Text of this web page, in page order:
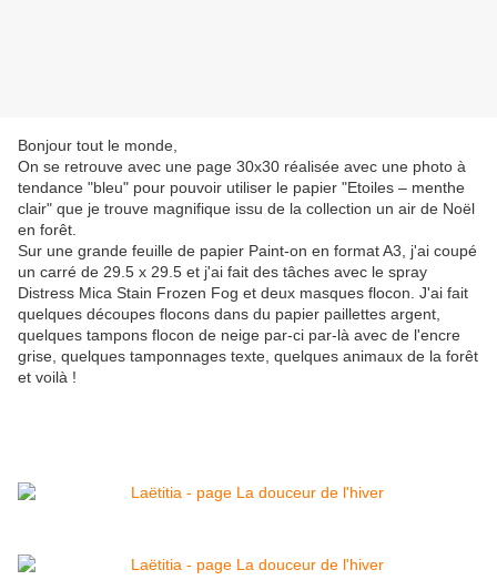
Bonjour tout le monde,
On se retrouve avec une page 30x30 réalisée avec une photo à
tendance "bleu" pour pouvoir utiliser le papier "Etoiles – menthe
clair" que je trouve magnifique issu de la collection un air de Noël
en forêt.
Sur une grande feuille de papier Paint-on en format A3, j'ai coupé
un carré de 29.5 x 29.5 et j'ai fait des tâches avec le spray
Distress Mica Stain Frozen Fog et deux masques flocon. J'ai fait
quelques découpes flocons dans du papier paillettes argent,
quelques tampons flocon de neige par-ci par-là avec de l'encre
grise, quelques tamponnages texte, quelques animaux de la forêt
et voilà !